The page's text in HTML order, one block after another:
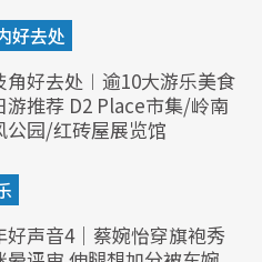
好去处
角好去处︱逾10大游乐美食
游推荐 D2 Place市集/岭南
公园/红砖屋展览馆
好声音4｜蔡婉怡穿旗袍秀